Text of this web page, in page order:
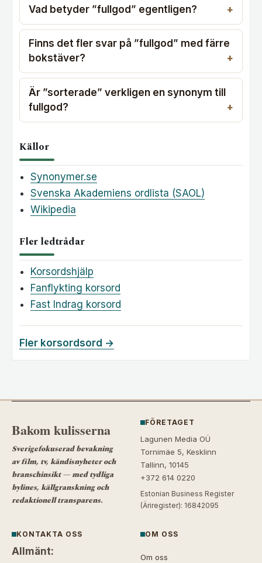
Vad betyder ”fullgod” egentligen?
Finns det fler svar på ”fullgod” med färre
bokstäver?
Är ”sorterade” verkligen en synonym till
fullgod?
Källor
Synonymer.se
Svenska Akademiens ordlista (SAOL)
Wikipedia
Fler ledtrådar
Korsordshjälp
Fanflykting korsord
Fast Indrag korsord
Fler korsordsord →
Bakom kulisserna
Sverigefokuserad bevakning
av film, tv, kändisnyheter och
branschinsikt — med tydliga
bylines, källgranskning och
redaktionell transparens.
FÖRETAGET
Lagunen Media OÜ
Tornimäe 5, Kesklinn
Tallinn, 10145
+372 614 0220
Estonian Business Register
(Äriregister): 16842095
KONTAKTA OSS
Allmänt:
OM OSS
Om oss